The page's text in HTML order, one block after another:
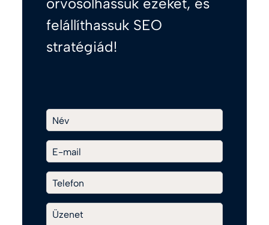
felállíthassuk SEO
stratégiád!
Név
E-mail
Telefon
Üzenet